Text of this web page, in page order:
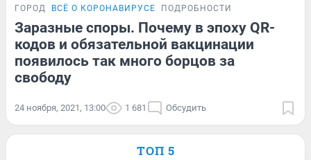
ГОРОД ВСЁ О КОРОНАВИРУСЕ ПОДРОБНОСТИ
Заразные споры. Почему в эпоху QR-
кодов и обязательной вакцинации
появилось так много борцов за
свободу
24 ноября, 2021, 13:00 1 681 Обсудить
ТОП 5